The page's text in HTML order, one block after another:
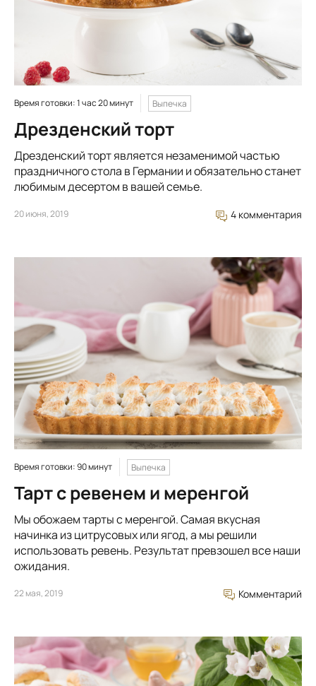
Время готовки: 1 час 20 минут Выпечка
Дрезденский торт
Дрезденский торт является незаменимой частью
праздничного стола в Германии и обязательно станет
любимым десертом в вашей семье.
20 июня, 2019 4 комментария
Время готовки: 90 минут Выпечка
Тарт с ревенем и меренгой
Мы обожаем тарты с меренгой. Самая вкусная
начинка из цитрусовых или ягод, а мы решили
использовать ревень. Результат превзошел все наши
ожидания.
22 мая, 2019 Комментарий